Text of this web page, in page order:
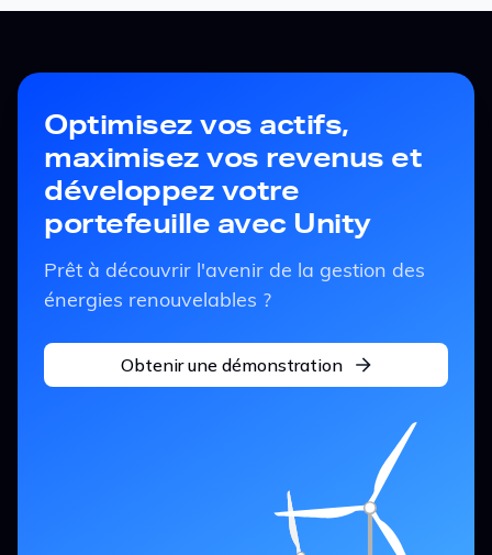
Optimisez vos actifs,
maximisez vos revenus et
développez votre
portefeuille avec Unity
Prêt à découvrir l'avenir de la gestion des
énergies renouvelables ?
Obtenir une démonstration